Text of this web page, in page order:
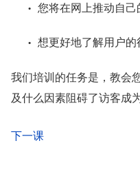
您将在网上推动自己
想更好地了解用户的
我们培训的任务是，教会
及什么因素阻碍了访客成
下一课